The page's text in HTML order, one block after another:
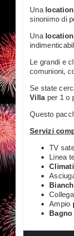
Una
sinonimo di
Una
Le grandi e
comunioni,
Se state
Villaper 1 o
Questo
Servizi
TV
Linea
Ampio